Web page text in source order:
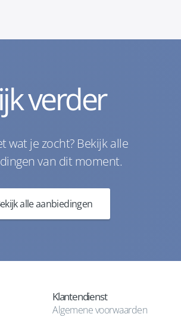
verder
wat je zocht? Bekijk alle
van dit moment.
alle aanbiedingen
Klantendienst
Algemene voorwaarden